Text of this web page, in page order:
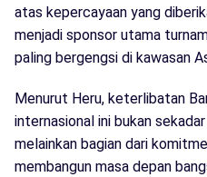
atas kepercayaan yang
menjadi sponsor utama
paling bergengsi di kawasan
Menurut Heru, keterlibatan
internasional ini bukan
melainkan bagian dari
membangun masa depan